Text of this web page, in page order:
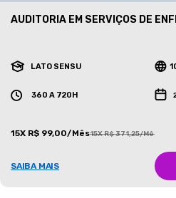
AUDITORIA EM SERVIÇOS DE
LATO SENSU
360 A 720H
15X R$ 99,00/Mês15X R$ 371,25/Mês
SAIBA MAIS